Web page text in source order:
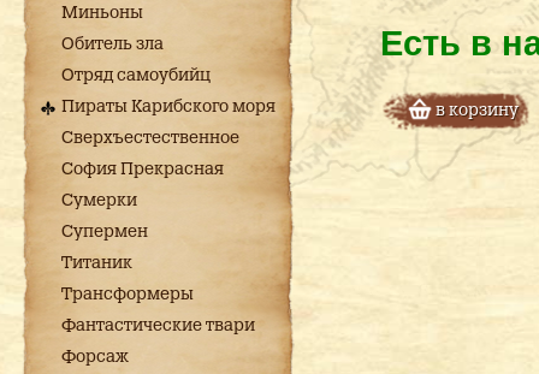
Миньоны
Обитель зла
Отряд самоубийц
Пираты Карибского моря
Сверхъестественное
София Прекрасная
Сумерки
Супермен
Титаник
Трансформеры
Фантастические твари
Форсаж
Есть в
в корзину